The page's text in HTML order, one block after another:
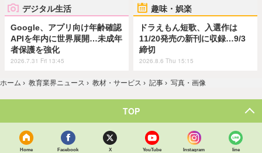
デジタル生活
Google、アプリ向け年齢確認
APIを年内に世界展開…未成年
者保護を強化
2026.7.31 Fri 13:45
趣味・娯楽
ドラえもん短歌、入選作は
11/20発売の新刊に収録…9/3
締切
2026.8.6 Thu 15:15
ホーム › 教育業界ニュース › 教材・サービス › 記事 › 写真・画像
TOP
Home Facebook X YouTube Instagram line